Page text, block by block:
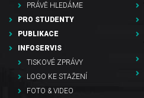
PRÁVĚ HLEDÁME
PRO STUDENTY
PUBLIKACE
INFOSERVIS
TISKOVÉ ZPRÁVY
LOGO KE STAŽENÍ
FOTO & VIDEO